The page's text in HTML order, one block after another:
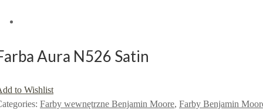
Aura N526 Satin
to Wishlist
Farby wewnętrzne Benjamin Moore, Farby Benjamin